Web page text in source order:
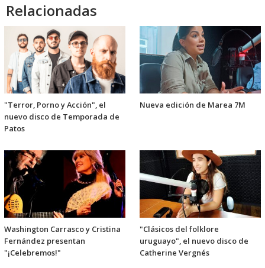
Relacionadas
"Terror, Porno y Acción", el
nuevo disco de Temporada de
Patos
Nueva edición de Marea 7M
Washington Carrasco y Cristina
Fernández presentan
"¡Celebremos!"
"Clásicos del folklore
uruguayo", el nuevo disco de
Catherine Vergnés